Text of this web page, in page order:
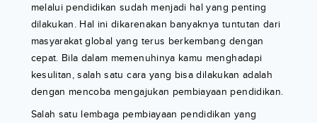
melalui pendidikan sudah menjadi hal yang penting
dilakukan. Hal ini dikarenakan banyaknya tuntutan dari
masyarakat global yang terus berkembang dengan
cepat. Bila dalam memenuhinya kamu menghadapi
kesulitan, salah satu cara yang bisa dilakukan adalah
dengan mencoba mengajukan pembiayaan pendidikan.
Salah satu lembaga pembiayaan pendidikan yang